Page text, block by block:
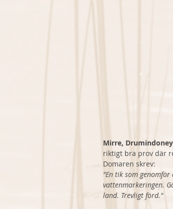
Mirre,
riktigt bra prov där
Domaren skrev:
"En tik som
vattenmarkeringen.
land. Trevligt förd."